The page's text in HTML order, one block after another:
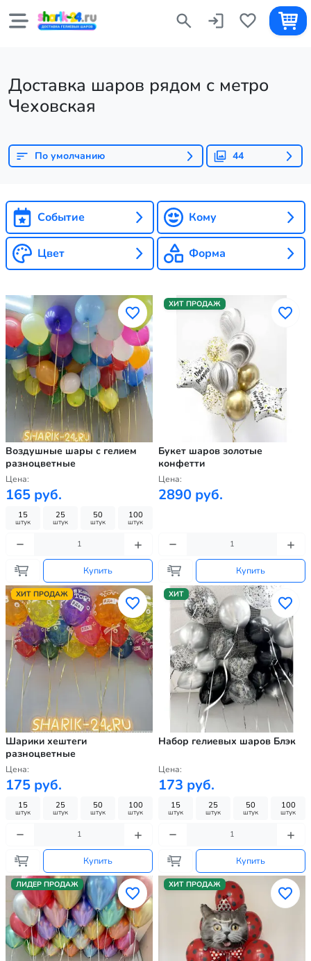
Доставка шаров рядом с метро
Чеховская
По умолчанию 44
Событие Кому
Цвет Форма
Воздушные шары с гелием
разноцветные
Цена:
165 руб.
15
штук
25
штук
50
штук
100
штук
Купить
ХИТ ПРОДАЖ
Букет шаров золотые
конфетти
Цена:
2890 руб.
Купить
ХИТ ПРОДАЖ
Шарики хештеги
разноцветные
Цена:
175 руб.
15
штук
25
штук
50
штук
100
штук
Купить
ХИТ
Набор гелиевых шаров Блэк
Цена:
173 руб.
15
штук
25
штук
50
штук
100
штук
Купить
ЛИДЕР ПРОДАЖ ХИТ ПРОДАЖ